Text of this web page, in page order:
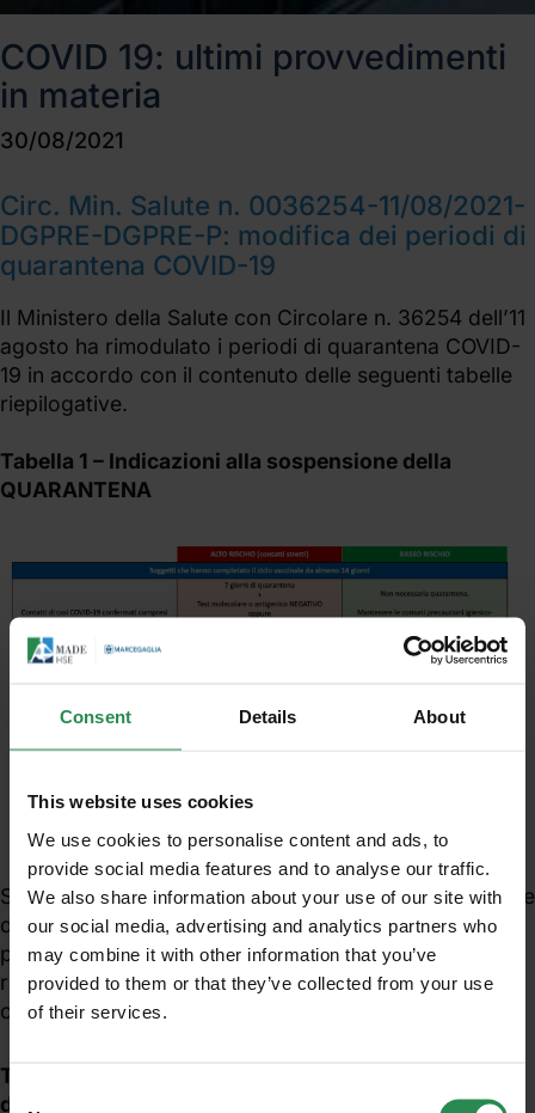
Consent Details About
This website uses cookies
We use cookies to personalise content and ads, to
provide social media features and to analyse our traffic.
We also share information about your use of our site with
our social media, advertising and analytics partners who
may combine it with other information that you’ve
provided to them or that they’ve collected from your use
of their services.
Consent
COVID 19: ultimi provvedimenti
in materia
30/08/2021
Circ. Min. Salute n. 0036254-11/08/2021-
DGPRE-DGPRE-P: modifica dei periodi di
quarantena COVID-19
Il Ministero della Salute con Circolare n. 36254 dell’11
agosto ha rimodulato i periodi di quarantena COVID-
19 in accordo con il contenuto delle seguenti tabelle
riepilogative.
Tabella 1 – Indicazioni alla sospensione della
QUARANTENA
Si raccomanda in ogni caso di prevedere l'esecuzione
di un test diagnostico a fine quarantena per tutte le
persone che vivono o entrano in contatto
regolarmente con soggetti fragili e/o a rischio di
complicanze.
Tabella 2: indicazioni alla sospensione
dell'ISOLAMENTO
Unisciti al mondo MadeHSE